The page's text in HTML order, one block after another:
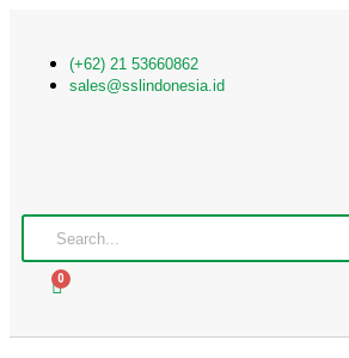
(+62) 21 53660862
sales@sslindonesia.id
0